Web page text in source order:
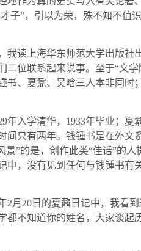
子”，引以为荣，殊不知不值识
我读上海华东师范大学出版社
二位联系起来说事。至于“文
书、夏鼐、吴晗三人本非同时
年入学清华， 1933年毕业；夏
间只有两年。钱锺书是在外文
景”的是，创作此类“佳话”的
中，没有见到任何与钱锺书有
2月 20 日的夏鼐日记中，我看
都不知道你的姓名，大家谈